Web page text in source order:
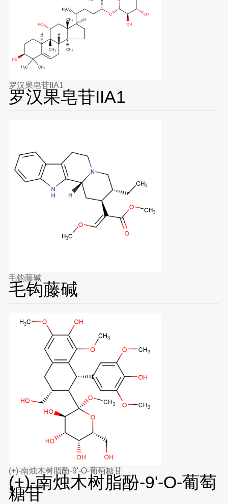
罗汉果皂苷IIA1
罗汉果皂苷IIA1
毛钩藤碱
毛钩藤碱
(+)-南烛木树脂酚-9'-O-葡萄糖苷
(+)-南烛木树脂酚-9'-O-葡萄
糖苷